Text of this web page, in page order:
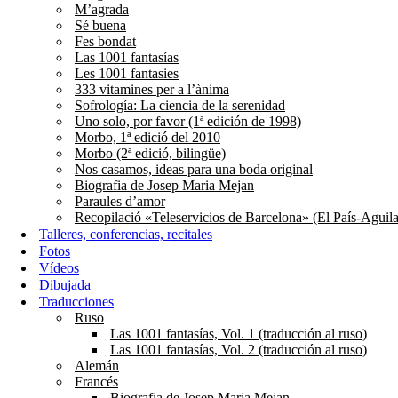
M’agrada
Sé buena
Fes bondat
Las 1001 fantasías
Les 1001 fantasies
333 vitamines per a l’ànima
Sofrología: La ciencia de la serenidad
Uno solo, por favor (1ª edición de 1998)
Morbo, 1ª edició del 2010
Morbo (2ª edició, bilingüe)
Nos casamos, ideas para una boda original
Biografia de Josep Maria Mejan
Paraules d’amor
Recopilació «Teleservicios de Barcelona» (El País-
Talleres, conferencias, recitales
Fotos
Vídeos
Dibujada
Traducciones
Ruso
Las 1001 fantasías, Vol. 1 (traducción al ruso)
Las 1001 fantasías, Vol. 2 (traducción al ruso)
Alemán
Francés